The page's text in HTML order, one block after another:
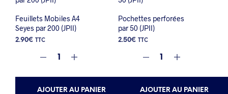
Feuillets Mobiles A4
Seyes par 200 (JPII)
2.90€ TTC
AJOUTER AU PANIER
Pochettes perforées
par 50 (JPII)
2.50€ TTC
AJOUTER AU PANIER